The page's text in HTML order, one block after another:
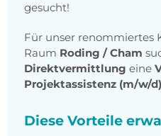
gesucht!
Für unser renommiertes
Raum Roding / Cham
Direktvermittlung eine
Projektassistenz (m/w/d)
Diese Vorteile